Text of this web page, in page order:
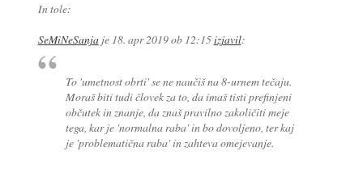
In tole:
SeMiNeSanjaje 18. apr 2019 ob 12:15izjavil:
To 'umetnost obrti' se ne naučiš na 8-urnem tečaju.
Moraš biti tudi človek za to, da imaš tisti prefinjeni
občutek in znanje, da znaš pravilno zakoličiti meje
tega, kar je 'normalna raba' in bo dovoljeno, ter kaj
je 'problematična raba' in zahteva omejevanje.